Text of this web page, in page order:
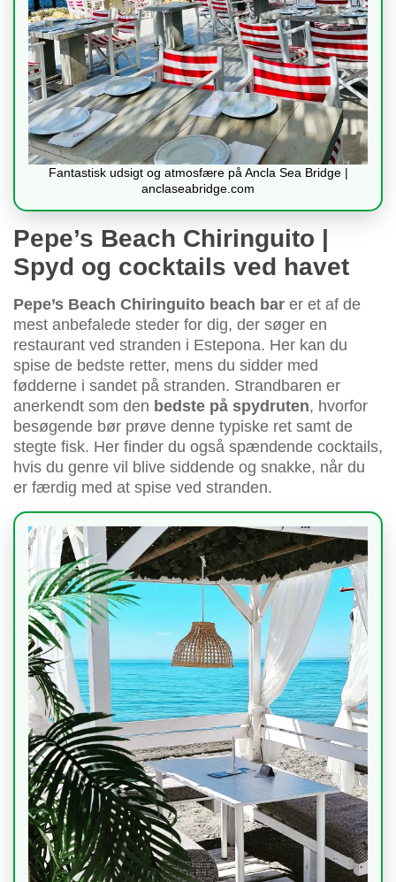
Fantastisk udsigt og atmosfære på Ancla Sea Bridge |
anclaseabridge.com
Pepe’s Beach Chiringuito |
Spyd og cocktails ved havet
Pepe’s Beach Chiringuito beach bar er et af de
mest anbefalede steder for dig, der søger en
restaurant ved stranden i Estepona. Her kan du
spise de bedste retter, mens du sidder med
fødderne i sandet på stranden. Strandbaren er
anerkendt som den bedste på spydruten, hvorfor
besøgende bør prøve denne typiske ret samt de
stegte fisk. Her finder du også spændende cocktails,
hvis du genre vil blive siddende og snakke, når du
er færdig med at spise ved stranden.